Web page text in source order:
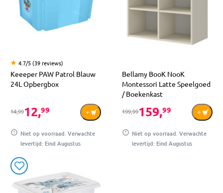
4.7/5 (39 reviews)
Keeeper PAW Patrol Blauw
24L Opbergbox
14,9912,99
Niet op voorraad. Verwachte
levertijd: Eind Augustus
Bellamy BooK NooK
Montessori Latte Speelgoed
/ Boekenkast
199,99159,99
Niet op voorraad. Verwachte
levertijd: Eind Augustus